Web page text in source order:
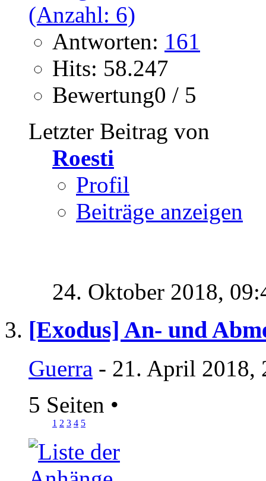
Antworten: 161
Hits: 58.247
Bewertung0 / 5
Letzter Beitrag von
Roesti
Profil
Beiträge anzeigen
24. Oktober 2018,
[Exodus] An- und
Guerra - 21. April 2018,
5 Seiten •
1 2 3 4 5